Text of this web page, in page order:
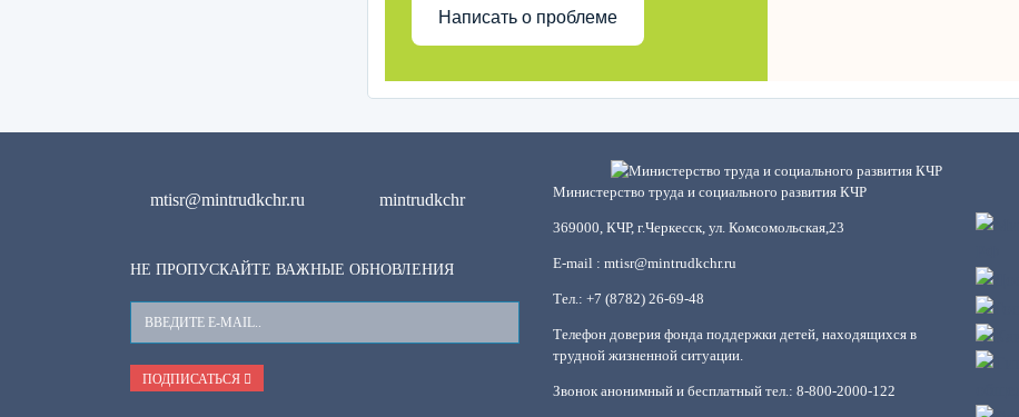
Написать о проблеме
mtisr@mintrudkchr.ru mintrudkchr
НЕ ПРОПУСКАЙТЕ ВАЖНЫЕ ОБНОВЛЕНИЯ
Ваш
E-
Mail
ПОДПИСАТЬСЯ
Министерство труда и социального развития КЧР
369000, КЧР, г.Черкесск, ул. Комсомольская,23
E-mail : mtisr@mintrudkchr.ru
Тел.: +7 (8782) 26-69-48
Телефон доверия фонда поддержки детей, находящихся в
трудной жизненной ситуации.
Звонок анонимный и бесплатный тел.: 8-800-2000-122